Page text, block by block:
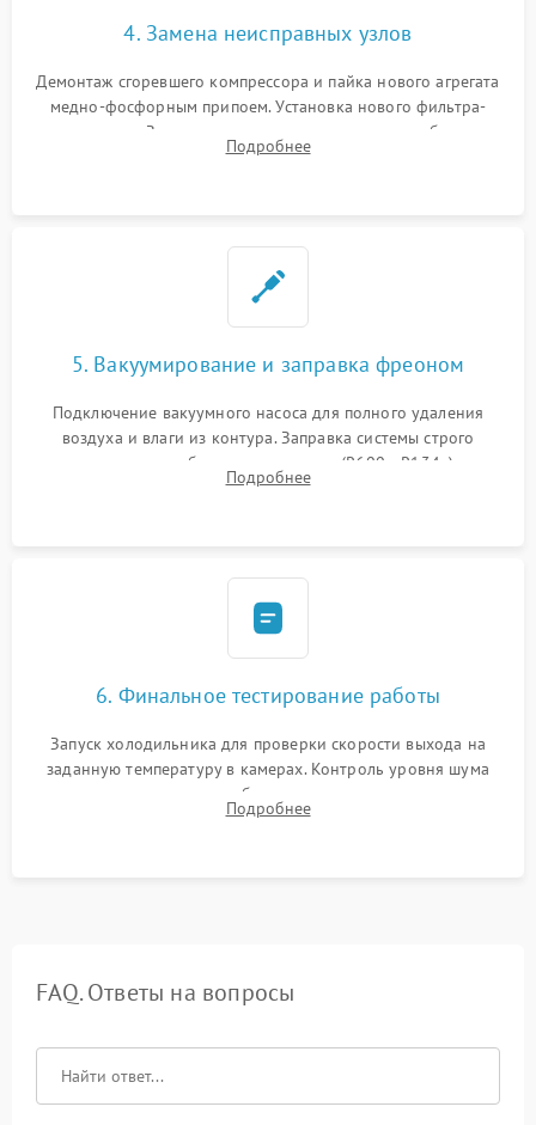
4. Замена неисправных узлов
Демонтаж сгоревшего компрессора и пайка нового агрегата
медно-фосфорным припоем. Установка нового фильтра-
осушителя. Замена изношенных вентиляторов обдува,
сломанных заслонок или поврежденных дверных петель.
Подробнее
5. Вакуумирование и заправка фреоном
Подключение вакуумного насоса для полного удаления
воздуха и влаги из контура. Заправка системы строго
дозированным объемом хладагента (R600a, R134a) по
электронным весам. Контроль рабочего давления в системе.
Подробнее
6. Финальное тестирование работы
Запуск холодильника для проверки скорости выхода на
заданную температуру в камерах. Контроль уровня шума
компрессора, отсутствия обмерзания стенок и корректного
срабатывания системы автоматической оттайки.
Подробнее
FAQ. Ответы на вопросы